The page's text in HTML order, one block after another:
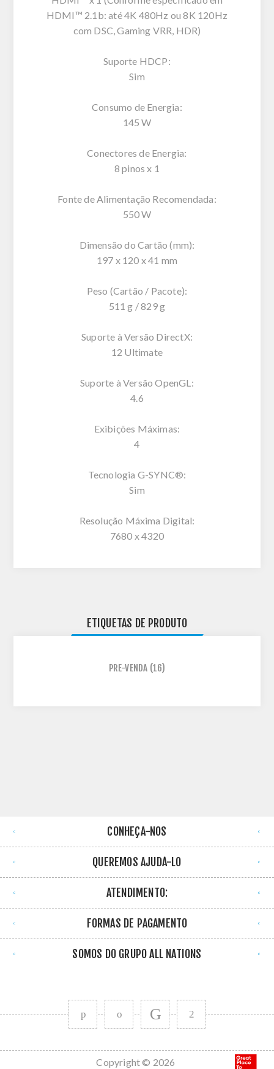
HDMI™ 2.1b: até 4K 480Hz ou 8K 120Hz
com DSC, Gaming VRR, HDR)
Suporte HDCP:
Sim
Consumo de Energia:
145 W
Conectores de Energia:
8 pinos x 1
Fonte de Alimentação Recomendada:
550 W
Dimensão do Cartão (mm):
197 x 120 x 41 mm
Peso (Cartão / Pacote):
511 g / 829 g
Suporte à Versão DirectX:
12 Ultimate
Suporte à Versão OpenGL:
4.6
Exibições Máximas:
4
Tecnologia G-SYNC®:
Sim
Resolução Máxima Digital:
7680 x 4320
ETIQUETAS DE PRODUTO
PRE-VENDA (16)
CONHEÇA-NOS
QUEREMOS AJUDÁ-LO
ATENDIMENTO:
FORMAS DE PAGAMENTO
SOMOS DO GRUPO ALL NATIONS
Copyright © 2026